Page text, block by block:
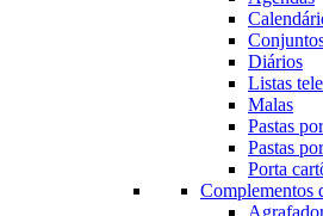
Diários
Listas
Malas
Pastas
Pastas
Porta
Complementos